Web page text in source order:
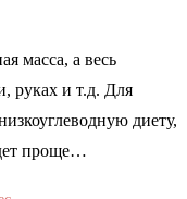
масса, а весь
руках и т.д. Для
диету,
проще…